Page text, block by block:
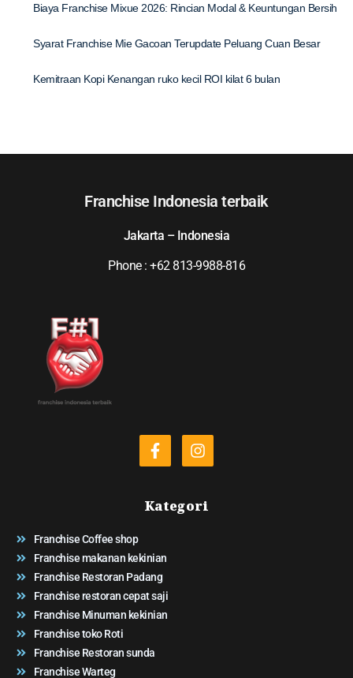
Biaya Franchise Mixue 2026: Rincian Modal & Keuntungan Bersih
Syarat Franchise Mie Gacoan Terupdate Peluang Cuan Besar
Kemitraan Kopi Kenangan ruko kecil ROI kilat 6 bulan
Franchise Indonesia terbaik
Jakarta – Indonesia
Phone : +62 813-9988-816
Kategori
Franchise Coffee shop
Franchise makanan kekinian
Franchise Restoran Padang
Franchise restoran cepat saji
Franchise Minuman kekinian
Franchise toko Roti
Franchise Restoran sunda
Franchise Warteg